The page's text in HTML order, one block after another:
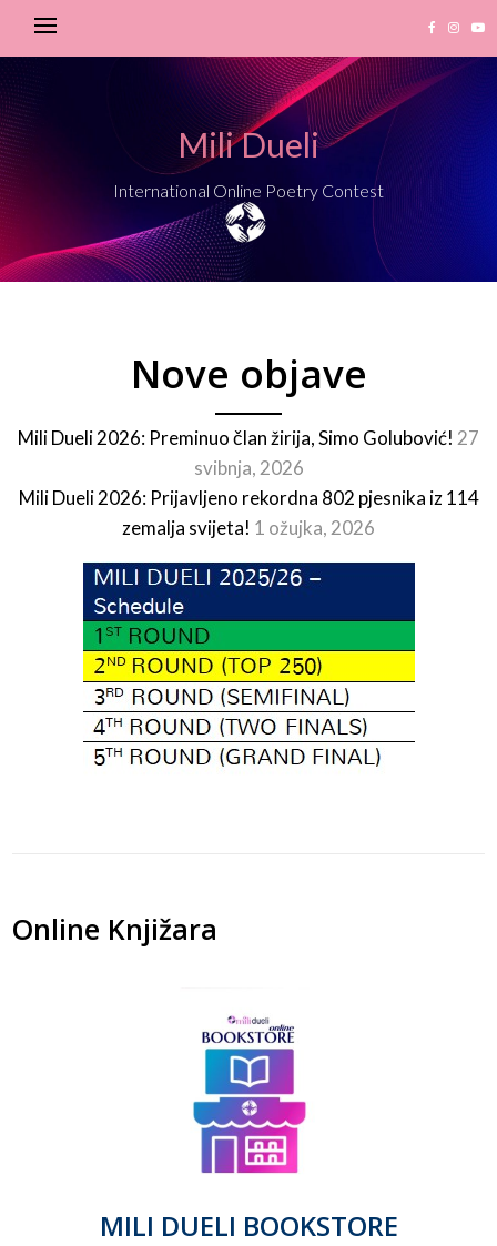
Mili Dueli
International Online Poetry Contest
Nove objave
Mili Dueli 2026: Preminuo član žirija, Simo Golubović! 27
svibnja, 2026
Mili Dueli 2026: Prijavljeno rekordna 802 pjesnika iz 114
zemalja svijeta! 1 ožujka, 2026
Online Knjižara
MILI DUELI BOOKSTORE